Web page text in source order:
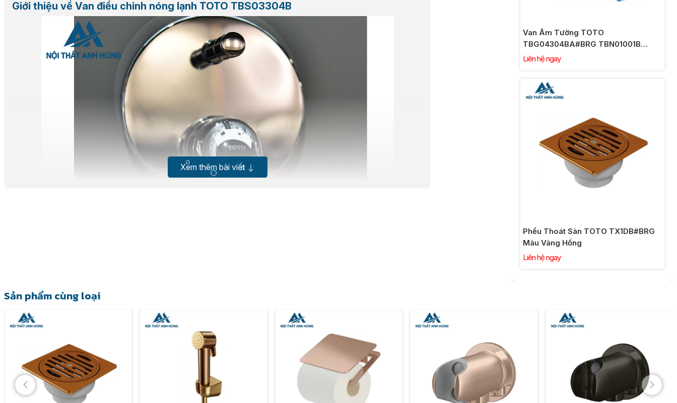
Van Âm Tường TOTO
TBG04304BA#BRG TBN01001B
Chuyển Hướng Vàng Hồng
Liên hệ ngay
Phểu Thoát Sàn TOTO TX1DB#BRG
Màu Vàng Hồng
Liên hệ ngay
Giới thiệu về Van điều chỉnh nóng lạnh TOTO TBS03304B
Van điều chỉnh nóng lạnh TOTO TBS03304B là một bộ phận quan trọng trong hệ thống sen tắm âm tường, đóng
LC Series của TOTO, nổi bật với thiết kế hiện đại, chất liệu cao cấp và các tính năng thông minh, mang đến sự tiện
Thông số kỹ thuật chi tiết của TOTO TBS03304B
Để hiểu rõ hơn về khả năng hoạt động và ưu điểm của sản phẩm, chúng ta cần xem xét các thông số kỹ thuật
sau:
Xem thêm bài viết
Sản phẩm cùng loại
Cút Nối Tường TOTO
Liên hệ ngay